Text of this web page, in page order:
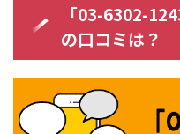
「03-6302-
の口コミは？